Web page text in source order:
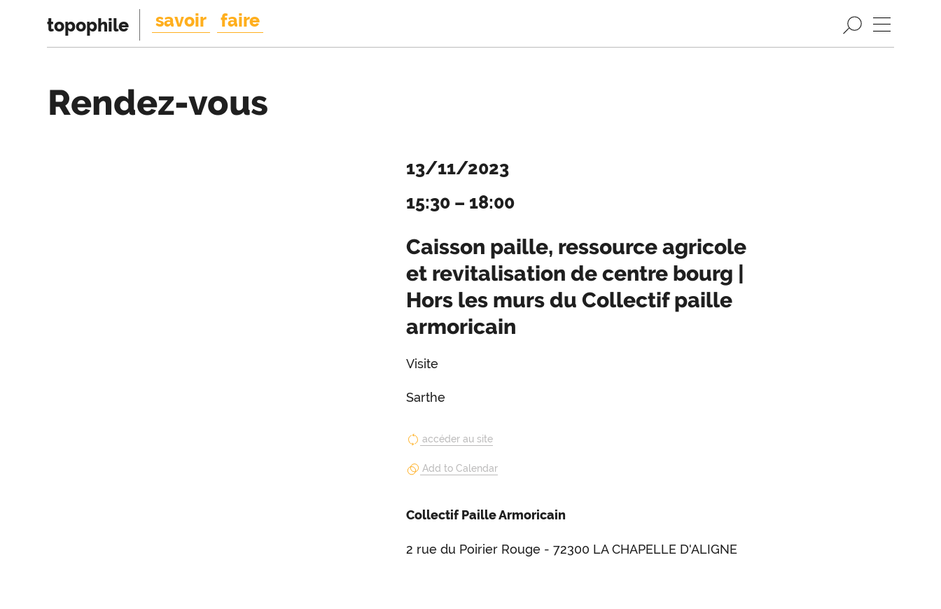
topophile savoir faire
Rendez-vous
13/11/2023
15:30 – 18:00
Caisson paille, ressource agricole
et revitalisation de centre bourg |
Hors les murs du Collectif paille
armoricain
Visite
Sarthe
accéder au site
Add to Calendar
Collectif Paille Armoricain
2 rue du Poirier Rouge - 72300 LA CHAPELLE D'ALIGNE